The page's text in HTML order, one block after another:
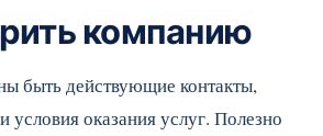
компанию
быть действующие контакты,
условия оказания услуг. Полезно